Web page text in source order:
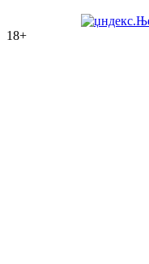
18+